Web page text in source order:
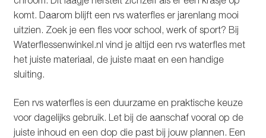
komt. Daarom blijft een rvs waterfles er jarenlang mooi
uitzien. Zoek je een fles voor school, werk of sport? Bij
Waterflessenwinkel.nl vind je altijd een rvs waterfles met
het juiste materiaal, de juiste maat en een handige
sluiting.
Een rvs waterfles is een duurzame en praktische keuze
voor dagelijks gebruik. Let bij de aanschaf vooral op de
juiste inhoud en een dop die past bij jouw plannen. Een